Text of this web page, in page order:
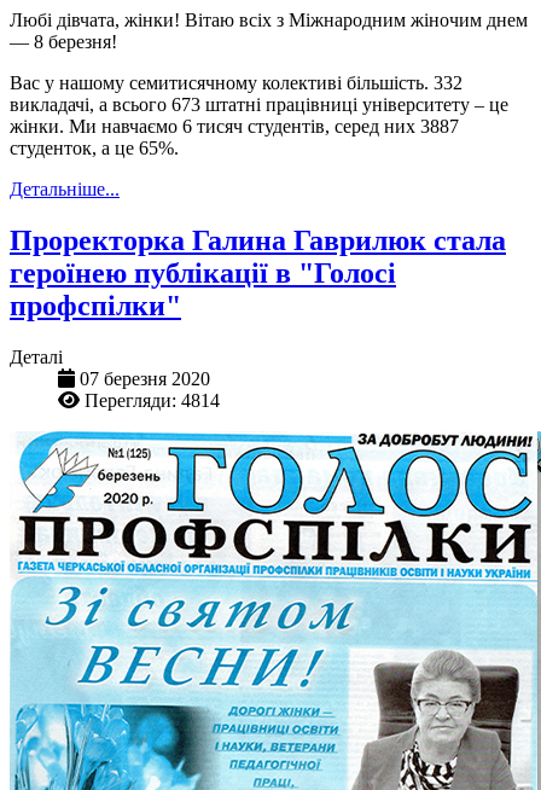
Любі дівчата, жінки! Вітаю всіх з Міжнародним жіночим днем
— 8 березня!
Вас у нашому семитисячному колективі більшість. 332
викладачі, а всього 673 штатні працівниці університету – це
жінки. Ми навчаємо 6 тисяч студентів, серед них 3887
студенток, а це 65%.
Детальніше...
Проректорка Галина Гаврилюк стала
героїнею публікації в "Голосі
профспілки"
Деталі
07 березня 2020
Перегляди: 4814